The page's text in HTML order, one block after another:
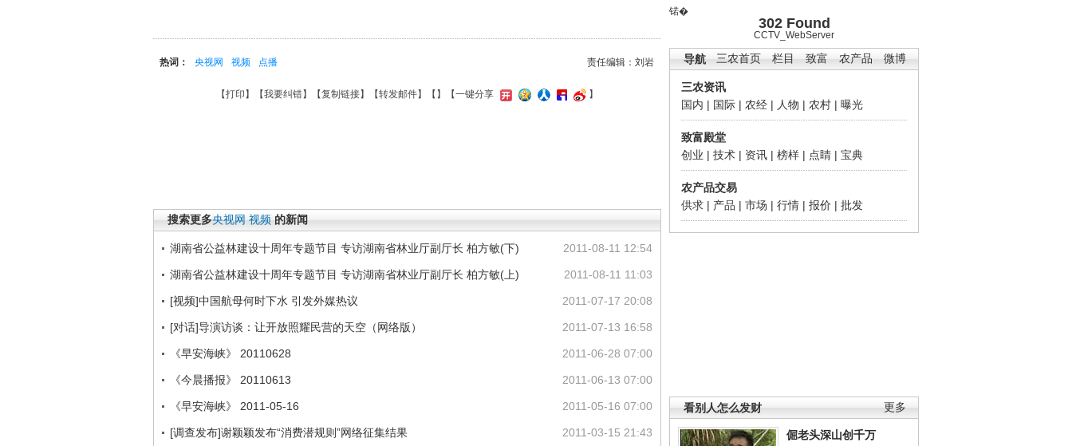
锘�
302 Found
CCTV_WebServer
三农首页 栏目 致富 农产品 微博
导航
三农资讯
国内 | 国际 | 农经 | 人物 | 农村 | 曝光
致富殿堂
创业 | 技术 | 资讯 | 榜样 | 点睛 | 宝典
农产品交易
供求 | 产品 | 市场 | 行情 | 报价 | 批发
更多
看别人怎么发财
倔老头深山创千万
责任编辑：刘岩
热词： 央视网 视频 点播
【打印 】【我要纠错】【复制链接】【转发邮件】【 】 【一键分享 】
搜索更多央视网 视频 的新闻
2011-08-11 12:54
湖南省公益林建设十周年专题节目 专访湖南省林业厅副厅长 柏方敏(下)
2011-08-11 11:03
湖南省公益林建设十周年专题节目 专访湖南省林业厅副厅长 柏方敏(上)
2011-07-17 20:08
[视频]中国航母何时下水 引发外媒热议
2011-07-13 16:58
[对话]导演访谈：让开放照耀民营的天空（网络版）
2011-06-28 07:00
《早安海峡》 20110628
2011-06-13 07:00
《今晨播报》 20110613
2011-05-16 07:00
《早安海峡》 2011-05-16
2011-03-15 21:43
[调查发布]谢颖颖发布“消费潜规则”网络征集结果